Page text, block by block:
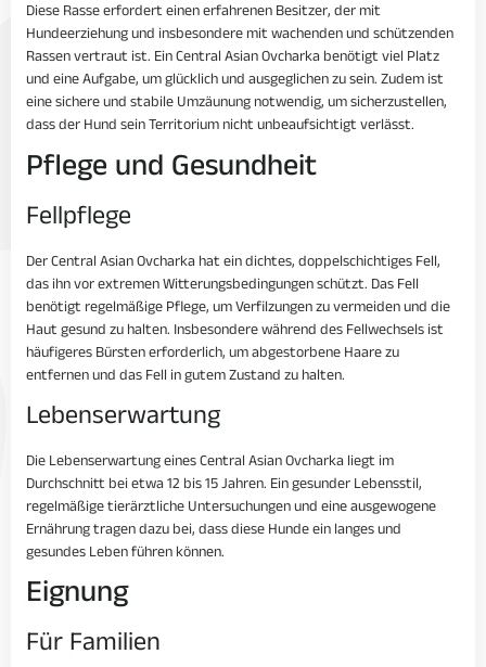
Diese Rasse erfordert einen erfahrenen Besitzer, der mit
Hundeerziehung und insbesondere mit wachenden und schützenden
Rassen vertraut ist. Ein Central Asian Ovcharka benötigt viel Platz
und eine Aufgabe, um glücklich und ausgeglichen zu sein. Zudem ist
eine sichere und stabile Umzäunung notwendig, um sicherzustellen,
dass der Hund sein Territorium nicht unbeaufsichtigt verlässt.
Pflege und Gesundheit
Fellpflege
Der Central Asian Ovcharka hat ein dichtes, doppelschichtiges Fell,
das ihn vor extremen Witterungsbedingungen schützt. Das Fell
benötigt regelmäßige Pflege, um Verfilzungen zu vermeiden und die
Haut gesund zu halten. Insbesondere während des Fellwechsels ist
häufigeres Bürsten erforderlich, um abgestorbene Haare zu
entfernen und das Fell in gutem Zustand zu halten.
Lebenserwartung
Die Lebenserwartung eines Central Asian Ovcharka liegt im
Durchschnitt bei etwa 12 bis 15 Jahren. Ein gesunder Lebensstil,
regelmäßige tierärztliche Untersuchungen und eine ausgewogene
Ernährung tragen dazu bei, dass diese Hunde ein langes und
gesundes Leben führen können.
Eignung
Für Familien